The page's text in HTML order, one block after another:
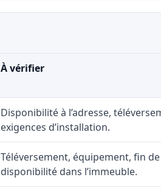
À vérifier
Disponibilité à l’adresse,
exigences d’installation.
Téléversement, équipement, fin
disponibilité dans l’immeuble.